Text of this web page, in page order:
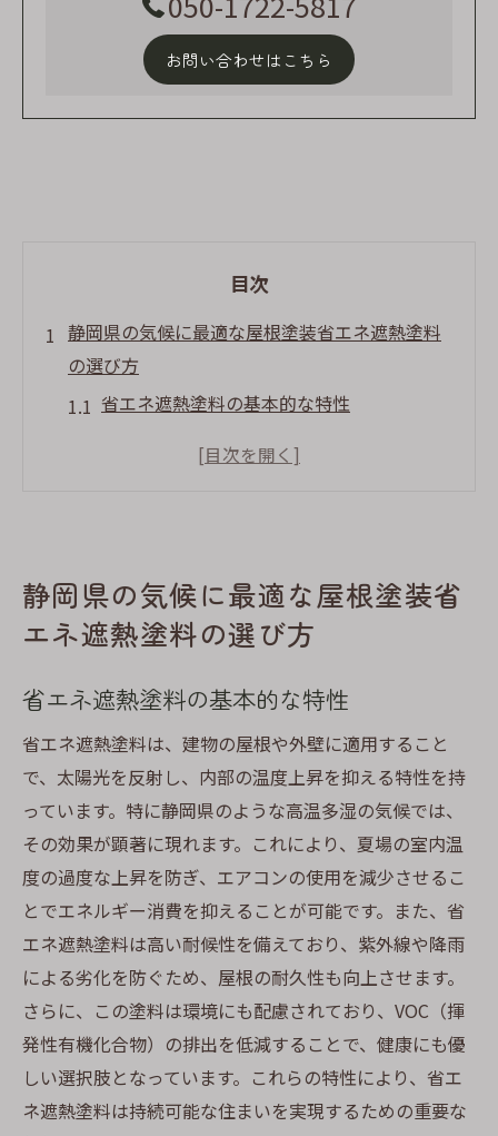
お問い合わせはこちら
目次
静岡県の気候に最適な屋根塗装省エネ遮熱塗料
の選び方
省エネ遮熱塗料の基本的な特性
静岡県の気候に合った塗料選びのポイント
定
長期間の性能を保証する塗料の特徴
塗料の効果
遮熱塗料がもたらす温度管理のメリット
静岡の夏を快適にする塗料の効果
エネルギー消費を抑える具体的な例
省エネ効果と快適性の両立
実際に感じることができる遮熱効果
塗料による室温低下の実例
省エネ遮熱塗料がもたらす屋根塗装のメリット
静岡県での実例
実際の使用例から見る遮熱塗料の効果
塗装後の住まいの変化
維持管理コストの削減事例
静岡県の気候に最適な屋根塗装省
エネ遮熱塗料の選び方
省エネ遮熱塗料の基本的な特性
省エネ遮熱塗料は、建物の屋根や外壁に適用すること
で、太陽光を反射し、内部の温度上昇を抑える特性を持
っています。特に静岡県のような高温多湿の気候では、
その効果が顕著に現れます。これにより、夏場の室内温
度の過度な上昇を防ぎ、エアコンの使用を減少させるこ
とでエネルギー消費を抑えることが可能です。また、省
エネ遮熱塗料は高い耐候性を備えており、紫外線や降雨
による劣化を防ぐため、屋根の耐久性も向上させます。
さらに、この塗料は環境にも配慮されており、VOC（揮
発性有機化合物）の排出を低減することで、健康にも優
しい選択肢となっています。これらの特性により、省エ
ネ遮熱塗料は持続可能な住まいを実現するための重要な